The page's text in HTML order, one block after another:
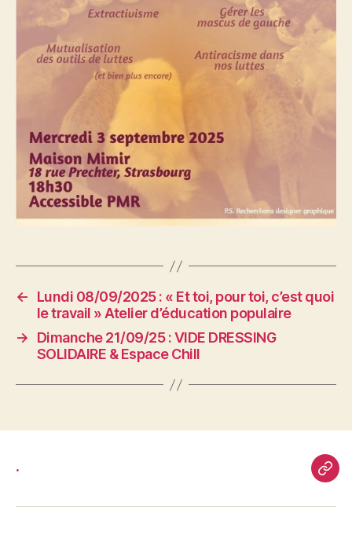
←
Lundi 08/09/2025 : « Et toi, pour toi, c’est quoi
le travail » Atelier d’éducation populaire
→
Dimanche 21/09/25 : VIDE DRESSING
SOLIDAIRE & Espace Chill
.
.